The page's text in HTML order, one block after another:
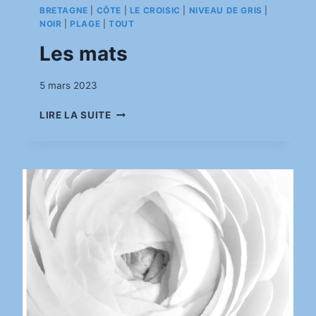
BRETAGNE CÔTE LE CROISIC NIVEAU DE GRIS
NOIR |PLAGE TOUT
Les mats
Par
5 mars 2023
LIRE LA SUITELES